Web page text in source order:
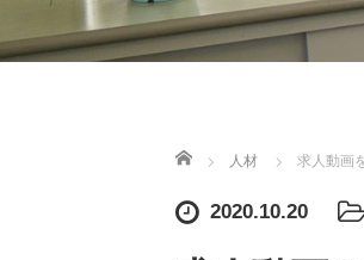
ホーム 人材 求人動画
2020.10.20